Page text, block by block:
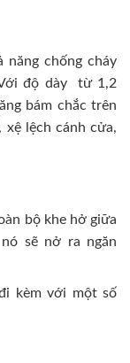
năng chống cháy
độ dày từ 1,2
bám chắc trên
lệch cánh cửa,
bộ khe hở giữa
sẽ nở ra ngăn
kèm với một số